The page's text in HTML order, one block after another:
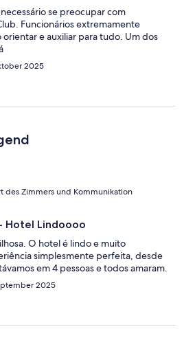
se preocupar com
Funcionários extremamente
e auxiliar para tudo. Um dos
2025
des Zimmers und Kommunikation
Hotel Lindoooo
O hotel é lindo e muito
simplesmente perfeita, desde
em 4 pessoas e todos amaram.
2025